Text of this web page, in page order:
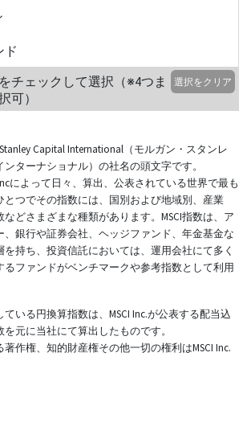
ド
チェックして選択（※4つま
可）
選択をクリア
Capital International（モルガン・スタンレ
ターナショナル）の社名の頭文字です。
によって日々、算出、公表されている世界で最も
とつでその指数には、国別および地域別、産業
どさまざまな種類があります。MSCI指数は、ア
、銀行や証券会社、ヘッジファンド、年金基金な
を持ち、投資信託においては、運用会社にて多く
るファンドがベンチマークや参考指数として利用
ている円換算指数は、MSCI Inc.が公表する配当込
元に当社にて算出したものです。
著作権、知的財産権その他一切の権利はMSCI Inc.